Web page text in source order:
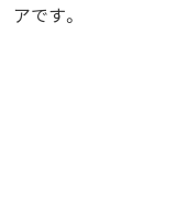
アです。